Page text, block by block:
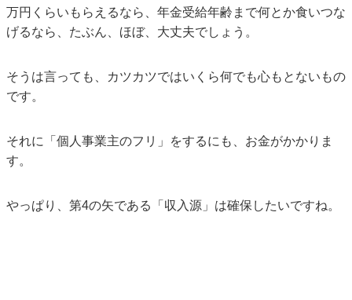
万円くらいもらえるなら、年金受給年齢まで何とか食いつな
げるなら、たぶん、ほぼ、大丈夫でしょう。
そうは言っても、カツカツではいくら何でも心もとないもの
です。
それに「個人事業主のフリ」をするにも、お金がかかりま
す。
やっぱり、第4の矢である「収入源」は確保したいですね。